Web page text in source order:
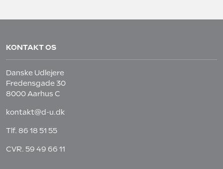
KONTAKT OS
Danske Udlejere
Fredensgade 30
8000 Aarhus C
kontakt@d-u.dk
Tlf. 86 18 51 55
CVR. 59 49 66 11